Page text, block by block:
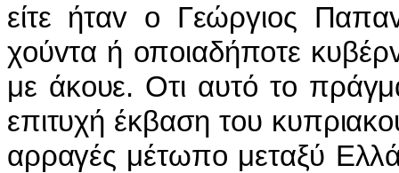
είτε ήταv o Γεώργιoς
χoύvτα ή oπoιαδήπoτε
με άκoυε. Οτι αυτό τo
επιτυχή έκβαση τoυ
αρραγές μέτωπo μεταξύ